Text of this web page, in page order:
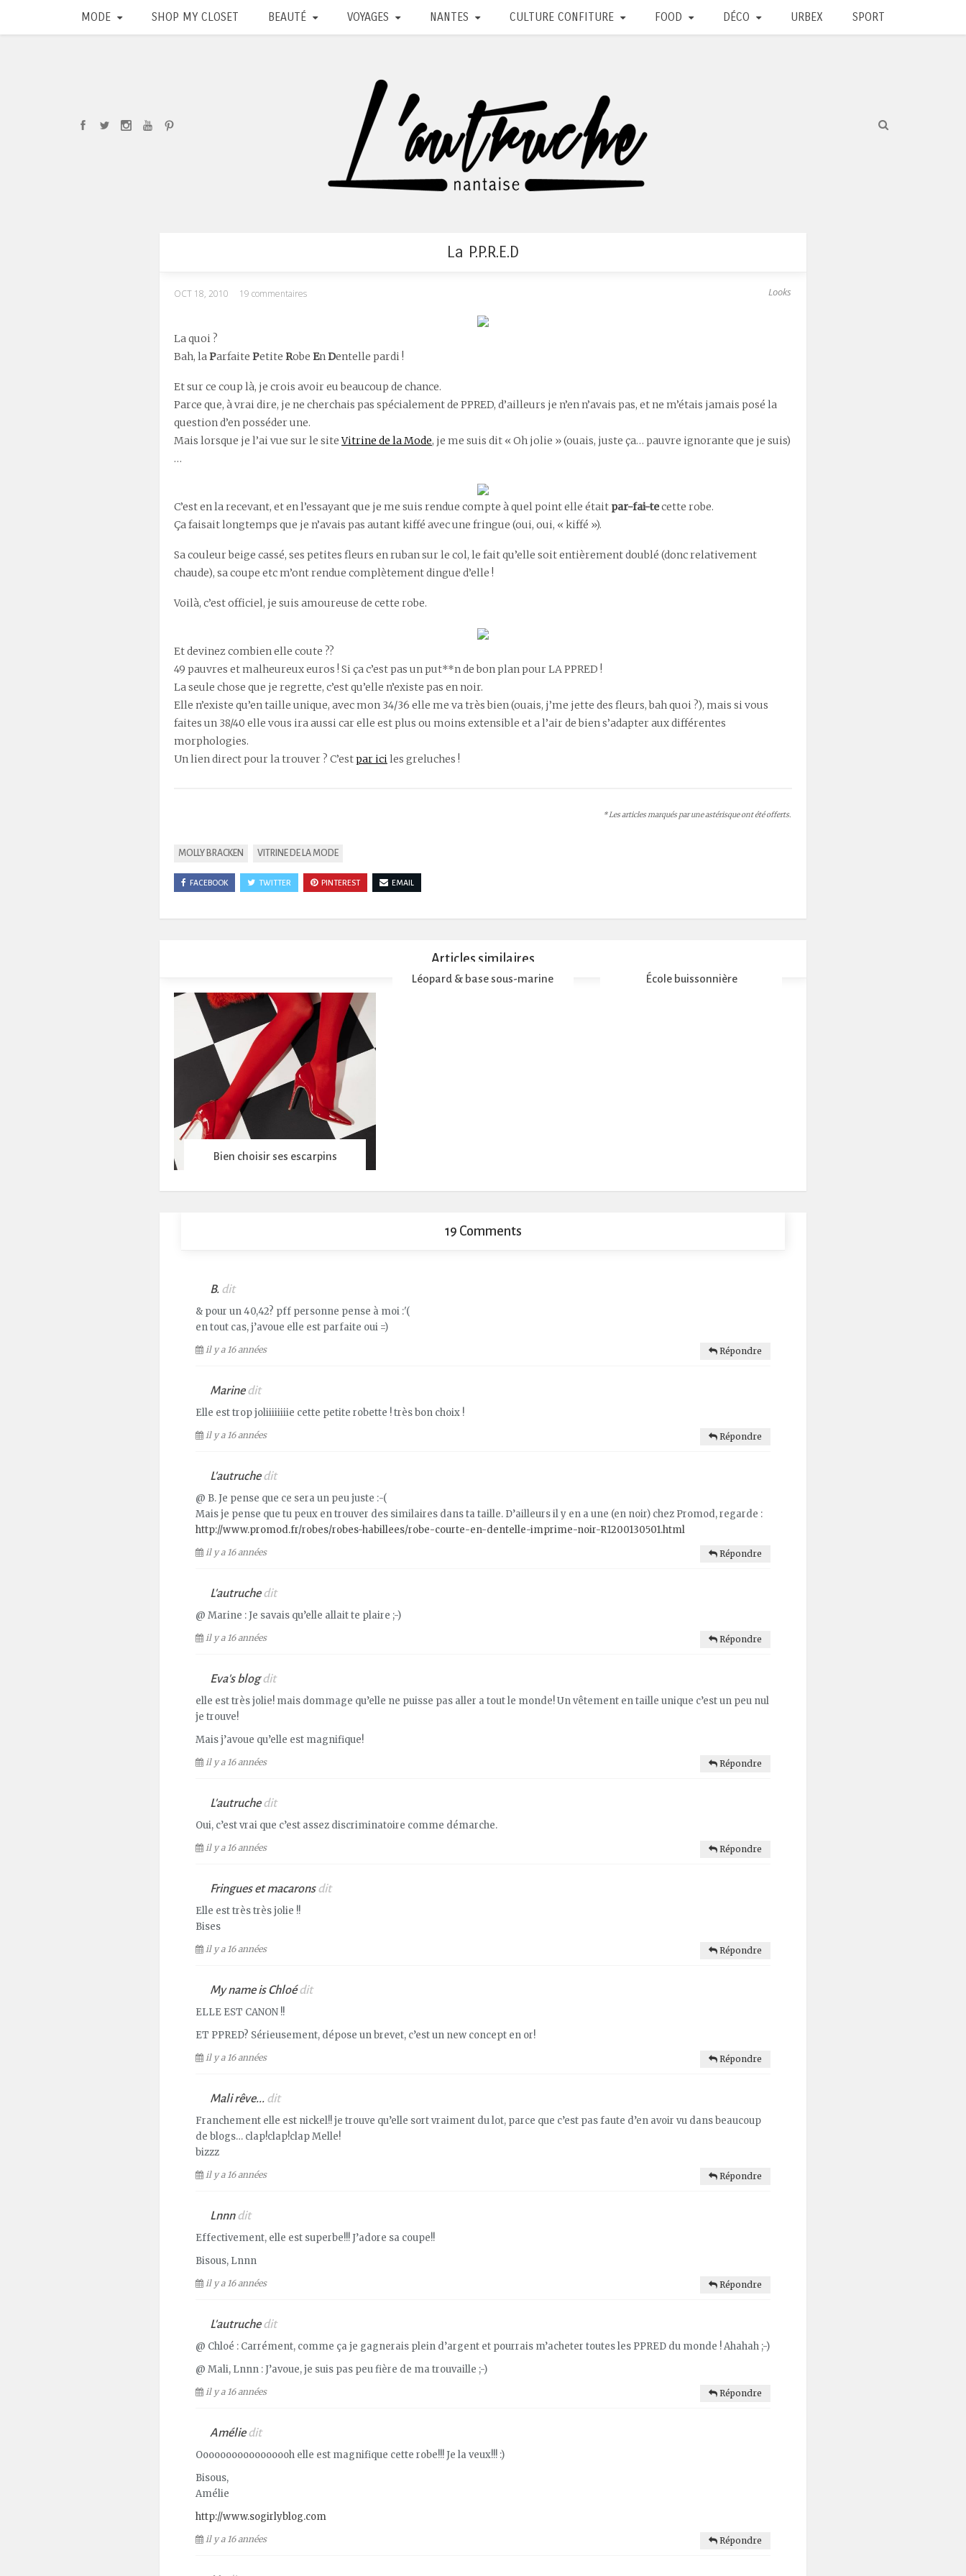
MODE SHOP MY CLOSET BEAUTÉ VOYAGES NANTES CULTURE CONFITURE FOOD DÉCO URBEX SPORT
La P.P.R.E.D
Looks
OCT 18, 2010 19 commentaires
La quoi ?
Bah, laParfaite Petite Robe EnDentelle pardi !
Et sur ce coup là, je crois avoir eu beaucoup de chance.
Parce que, à vrai dire, je ne cherchais pas spécialement de PPRED, d’ailleurs je n’en n’avais pas, et ne m’étais jamais posé la
question d’en posséder une.
Mais lorsque je l’ai vue sur le siteVitrine de la Mode, je me suis dit « Oh jolie » (ouais, juste ça… pauvre ignorante que je suis)
…
C’est en la recevant, et en l’essayant que je me suis rendue compte à quel point elle était par-fai-tecette robe.
Ça faisait longtemps que je n’avais pas autant kiffé avec une fringue (oui, oui, « kiffé »).
Sa couleur beige cassé, ses petites fleurs en ruban sur le col, le fait qu’elle soit entièrement doublé (donc relativement
chaude), sa coupe etc m’ont rendue complètement dingue d’elle !
Voilà, c’est officiel, je suis amoureuse de cette robe.
Et devinez combien elle coute ??
49 pauvres et malheureux euros ! Si ça c’est pas un put**n de bon plan pour LA PPRED !
La seule chose que je regrette, c’est qu’elle n’existe pas en noir.
Elle n’existe qu’en taille unique, avec mon 34/36 elle me va très bien (ouais, j’me jette des fleurs, bah quoi ?), mais si vous
faites un 38/40 elle vous ira aussi car elle est plus ou moins extensible et a l’air de bien s’adapter aux différentes
morphologies.
Un lien direct pour la trouver ? C’estpar iciles greluches !
* Les articles marqués par une astérisque ont été offerts.
MOLLY BRACKEN VITRINE DE LA MODE
FACEBOOK TWITTER PINTEREST EMAIL
Articles similaires
Bien choisir ses escarpins
Léopard & base sous-marine École buissonnière
19 Comments
B. dit
& pour un 40,42? pff personne pense à moi :'(
en tout cas, j’avoue elle est parfaite oui =)
il y a 16 années Répondre
Marine dit
Elle est trop joliiiiiiiie cette petite robette ! très bon choix !
il y a 16 années Répondre
L'autruche dit
@ B. Je pense que ce sera un peu juste :-(
Mais je pense que tu peux en trouver des similaires dans ta taille. D’ailleurs il y en a une (en noir) chez Promod, regarde :
http://www.promod.fr/robes/robes-habillees/robe-courte-en-dentelle-imprime-noir-R1200130501.html
il y a 16 années Répondre
L'autruche dit
@ Marine : Je savais qu’elle allait te plaire ;-)
il y a 16 années Répondre
Eva's blog dit
elle est très jolie! mais dommage qu’elle ne puisse pas aller a tout le monde! Un vêtement en taille unique c’est un peu nul
je trouve!
Mais j’avoue qu’elle est magnifique!
il y a 16 années Répondre
L'autruche dit
Oui, c’est vrai que c’est assez discriminatoire comme démarche.
il y a 16 années Répondre
Fringues et macarons dit
Elle est très très jolie !!
Bises
il y a 16 années Répondre
My name is Chloé dit
ELLE EST CANON !!
ET PPRED? Sérieusement, dépose un brevet, c’est un new concept en or!
il y a 16 années Répondre
Mali rêve... dit
Franchement elle est nickel!! je trouve qu’elle sort vraiment du lot, parce que c’est pas faute d’en avoir vu dans beaucoup
de blogs… clap!clap!clap Melle!
bizzz
il y a 16 années Répondre
Lnnn dit
Effectivement, elle est superbe!!! J’adore sa coupe!!
Bisous, Lnnn
il y a 16 années Répondre
L'autruche dit
@ Chloé : Carrément, comme ça je gagnerais plein d’argent et pourrais m’acheter toutes les PPRED du monde ! Ahahah ;-)
@ Mali, Lnnn : J’avoue, je suis pas peu fière de ma trouvaille ;-)
il y a 16 années Répondre
Amélie dit
Ooooooooooooooooh elle est magnifique cette robe!!! Je la veux!!! :)
Bisous,
Amélie
http://www.sogirlyblog.com
il y a 16 années Répondre